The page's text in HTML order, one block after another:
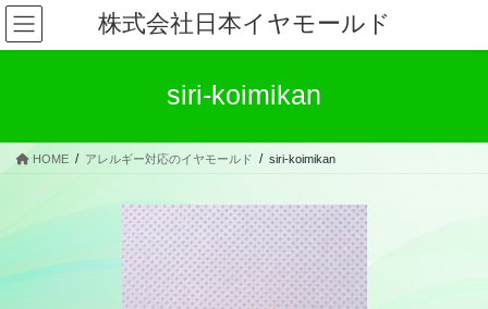
コ
ン
テ
ス
キ
ナ
ビ
ゲ
ン
に
株式会社日本イヤモールド
siri-koimikan
HOME アレルギー対応のイヤモールド siri-koimikan